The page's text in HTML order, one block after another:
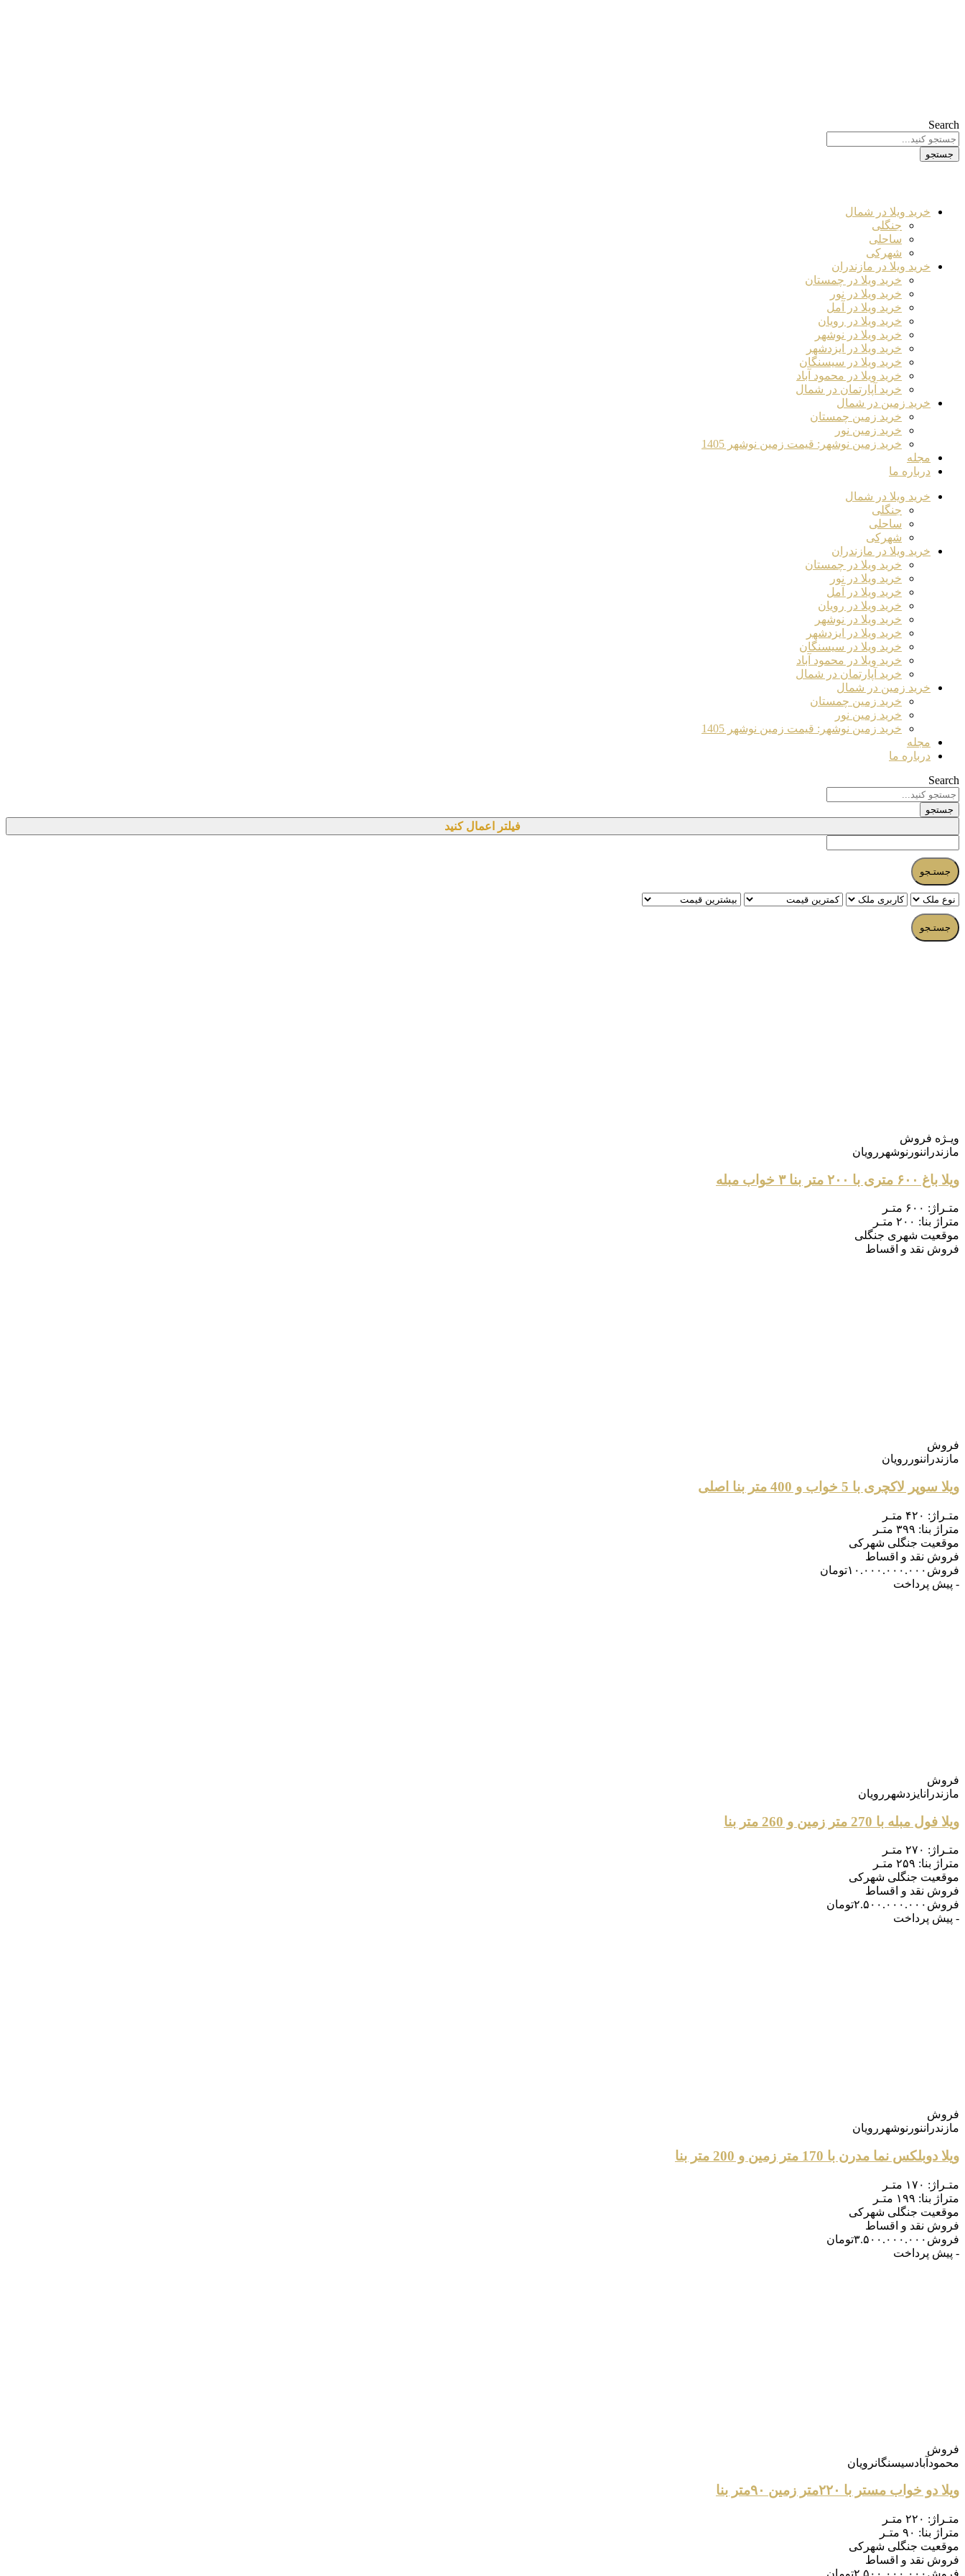
Search
جستجو
خرید ویلا در شمال
جنگلی
ساحلی
شهرکی
خرید ویلا در مازندران
خرید ویلا در چمستان
خرید ویلا در نور
خرید ویلا در آمل
خرید ویلا در رویان
خرید ویلا در نوشهر
خرید ویلا در ایزدشهر
خرید ویلا در سیسنگان
خرید ویلا در محمود آباد
خرید آپارتمان در شمال
خرید زمین در شمال
خرید زمین چمستان
خرید زمین نور
خرید زمین نوشهر: قیمت زمین نوشهر 1405
مجله
درباره ما
خرید ویلا در شمال
جنگلی
ساحلی
شهرکی
خرید ویلا در مازندران
خرید ویلا در چمستان
خرید ویلا در نور
خرید ویلا در آمل
خرید ویلا در رویان
خرید ویلا در نوشهر
خرید ویلا در ایزدشهر
خرید ویلا در سیسنگان
خرید ویلا در محمود آباد
خرید آپارتمان در شمال
خرید زمین در شمال
خرید زمین چمستان
خرید زمین نور
خرید زمین نوشهر: قیمت زمین نوشهر 1405
مجله
درباره ما
Search
جستجو
فیلتر اعمال کنید
ویـژه فروش
مازندراننور نوشهر رویان
ویلا باغ ۶۰۰ متری با ۲۰۰ متر بنا ۳ خواب مبله
متـراژ: ۶۰۰ متـر
متراژ بنا: ۲۰۰ متـر
موقعیت شهری جنگلی
فروش نقد و اقساط
فروش
مازندراننور رویان
ویلا سوپر لاکچری با 5 خواب و 400 متر بنا اصلی
متـراژ: ۴۲۰ متـر
متراژ بنا: ۳۹۹ متـر
موقعیت جنگلی شهرکی
فروش نقد و اقساط
فروش ۱۰.۰۰۰.۰۰۰.۰۰۰تومان
- پیش پرداخت
فروش
مازندرانایزدشهر رویان
ویلا فول مبله با 270 متر زمین و 260 متر بنا
متـراژ: ۲۷۰ متـر
متراژ بنا: ۲۵۹ متـر
موقعیت جنگلی شهرکی
فروش نقد و اقساط
فروش ۲.۵۰۰.۰۰۰.۰۰۰تومان
- پیش پرداخت
فروش
مازندراننور نوشهر رویان
ویلا دوبلکس نما مدرن با 170 متر زمین و 200 متر بنا
متـراژ: ۱۷۰ متـر
متراژ بنا: ۱۹۹ متـر
موقعیت جنگلی شهرکی
فروش نقد و اقساط
فروش ۳.۵۰۰.۰۰۰.۰۰۰تومان
- پیش پرداخت
فروش
محمودآبادسیسنگانرویان
ویلا دو خواب مستر با ۲۲۰متر زمین ۹۰متر بنا
متـراژ: ۲۲۰ متـر
متراژ بنا: ۹۰ متـر
موقعیت جنگلی شهرکی
فروش نقد و اقساط